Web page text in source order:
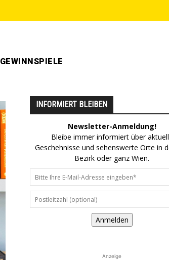
GEWINNSPIELE
INFORMIERT BLEIBEN
Newsletter-Anmeldung!
Bleibe immer informiert über
Geschehnisse und sehenswerte Orte in
Bezirk oder ganz Wien.
Anmelden
Anzeige